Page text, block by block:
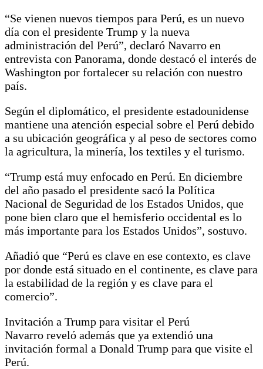
“Se vienen nuevos tiempos para Perú, es un nuevo
día con el presidente Trump y la nueva
administración del Perú”, declaró Navarro en
entrevista con Panorama, donde destacó el interés de
Washington por fortalecer su relación con nuestro
país.
Según el diplomático, el presidente estadounidense
mantiene una atención especial sobre el Perú debido
a su ubicación geográfica y al peso de sectores como
la agricultura, la minería, los textiles y el turismo.
“Trump está muy enfocado en Perú. En diciembre
del año pasado el presidente sacó la Política
Nacional de Seguridad de los Estados Unidos, que
pone bien claro que el hemisferio occidental es lo
más importante para los Estados Unidos”, sostuvo.
Añadió que “Perú es clave en ese contexto, es clave
por donde está situado en el continente, es clave para
la estabilidad de la región y es clave para el
comercio”.
Invitación a Trump para visitar el Perú
Navarro reveló además que ya extendió una
invitación formal a Donald Trump para que visite el
Perú.